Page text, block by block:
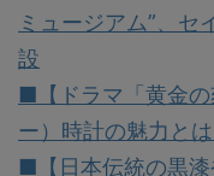
ミュージアム”、セ
設
■【ドラマ「黄金の
ー）時計の魅力と
■【日本伝統の黒漆